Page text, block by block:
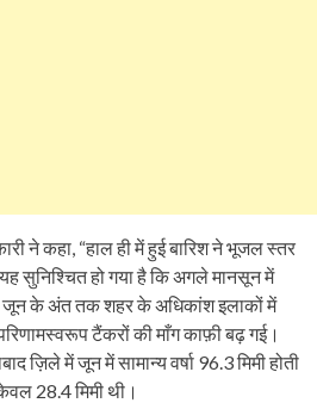
ने कहा, “हाल ही में हुई बारिश ने भूजल स्तर
सुनिश्चित हो गया है कि अगले मानसून में
जून के अंत तक शहर के अधिकांश इलाकों में
टैंकरों की माँग काफ़ी बढ़ गई।
ज़िले में जून में सामान्य वर्षा 96.3 मिमी होती
केवल 28.4 मिमी थी।